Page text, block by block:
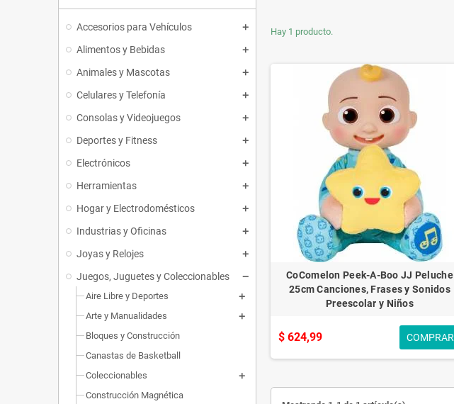
Accesorios para Vehículos
Alimentos y Bebidas
Animales y Mascotas
Celulares y Telefonía
Consolas y Videojuegos
Deportes y Fitness
Electrónicos
Herramientas
Hogar y Electrodomésticos
Industrias y Oficinas
Joyas y Relojes
Juegos, Juguetes y Coleccionables
Aire Libre y Deportes
Arte y Manualidades
Bloques y Construcción
Canastas de Basketball
Coleccionables
Construcción Magnética
Hay 1 producto.
CoComelon Peek-A-Boo JJ Peluche
25cm Canciones, Frases y Sonidos
Preescolar y Niños
$ 624,99 COMPRAR